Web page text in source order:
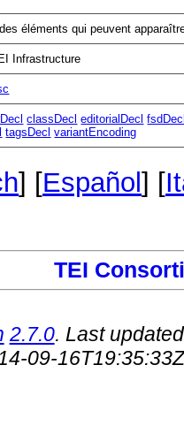
éléments qui peuvent
Infrastructure
classDecl editorialDecl
tagsDecl variantEncoding
] [Español ] [
TEI
2.7.0. Last
09-16T19:35:33Z